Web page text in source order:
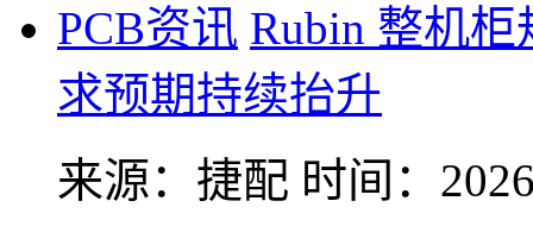
PCB资讯 Rubin 整机
求预期持续抬升
来源：捷配 时间：